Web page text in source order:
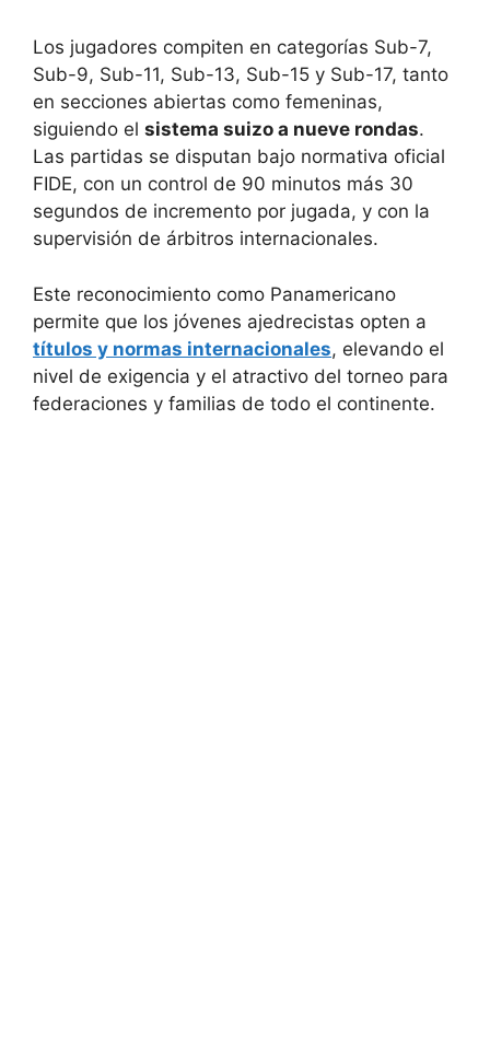
Los jugadores compiten en categorías Sub-7,
Sub-9, Sub-11, Sub-13, Sub-15 y Sub-17, tanto
en secciones abiertas como femeninas,
siguiendo el sistema suizo a nueve rondas.
Las partidas se disputan bajo normativa oficial
FIDE, con un control de 90 minutos más 30
segundos de incremento por jugada, y con la
supervisión de árbitros internacionales.
Este reconocimiento como Panamericano
permite que los jóvenes ajedrecistas opten a
títulos y normas internacionales, elevando el
nivel de exigencia y el atractivo del torneo para
federaciones y familias de todo el continente.